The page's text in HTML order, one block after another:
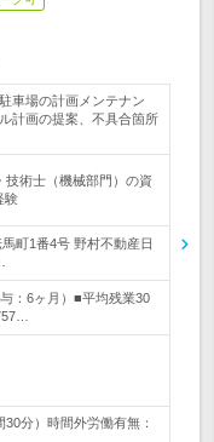
車場の計画メンテナン
計画の提案、不具合箇所
技術士（機械部門）の資
験
町1番4号 野村不動産日
：6ヶ月）■平均残業30
分）時間外労働有無：